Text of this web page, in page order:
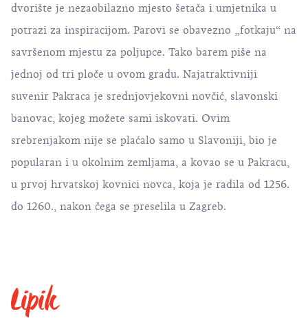
dvorište je nezaobilazno mjesto šetača i umjetnika u
potrazi za inspiracijom. Parovi se obavezno „fotkaju“ na
savršenom mjestu za poljupce. Tako barem piše na
jednoj od tri ploče u ovom gradu. Najatraktivniji
suvenir Pakraca je srednjovjekovni novčić, slavonski
banovac, kojeg možete sami iskovati. Ovim
srebrenjakom nije se plaćalo samo u Slavoniji, bio je
popularan i u okolnim zemljama, a kovao se u Pakracu,
u prvoj hrvatskoj kovnici novca, koja je radila od 1256.
do 1260., nakon čega se preselila u Zagreb.
Lipik